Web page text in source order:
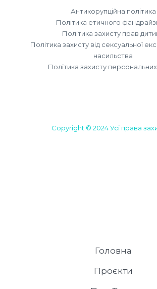
Антикорупційна політика
Політика етичного
Політика захисту прав
Політика захисту від сексуальної
насильства
Політика захисту
Copyright © 2024 Усі права
Головна
Проєкти